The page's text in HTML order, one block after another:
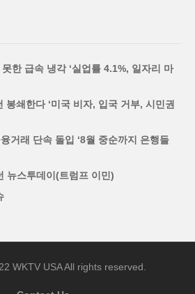
한 급속 냉각 ‘실업률 4.1%, 일자리 마
봉쇄한다 ‘미국 비자, 입국 거부, 시민권
거래 단속 돌입 ‘8월 중순까지 은행들
뉴스투데이(트럼프 이민)
WKTV USA All rights reserved.